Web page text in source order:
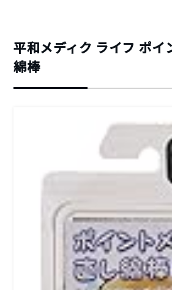
平和メディク ライフ ポイ
綿棒